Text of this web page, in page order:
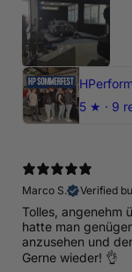
5 ★ · 9
Marco S.
Verified
Tolles, angenehm
hatte man
anzusehen und
Gerne wieder! 👌